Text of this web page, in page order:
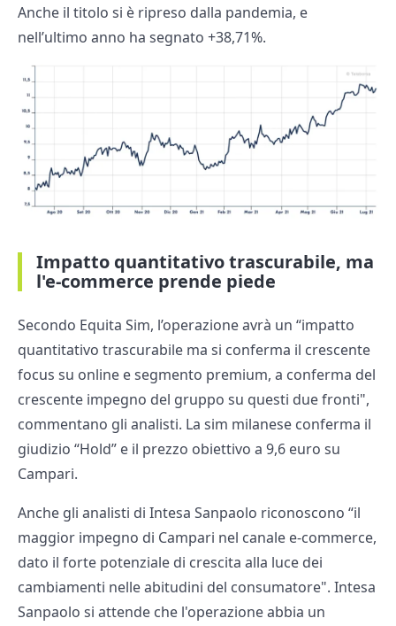
Anche il titolo si è ripreso dalla pandemia, e
nell’ultimo anno ha segnato +38,71%.
Impatto quantitativo trascurabile, ma
l'e-commerce prende piede
Secondo Equita Sim, l’operazione avrà un “impatto
quantitativo trascurabile ma si conferma il crescente
focus su online e segmento premium, a conferma del
crescente impegno del gruppo su questi due fronti",
commentano gli analisti. La sim milanese conferma il
giudizio “Hold” e il prezzo obiettivo a 9,6 euro su
Campari.
Anche gli analisti di Intesa Sanpaolo riconoscono “il
maggior impegno di Campari nel canale e-commerce,
dato il forte potenziale di crescita alla luce dei
cambiamenti nelle abitudini del consumatore". Intesa
Sanpaolo si attende che l'operazione abbia un